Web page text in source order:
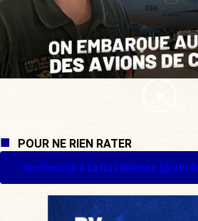
POUR NE RIEN RATER
Je m'inscris à La Quotidienne (gratuit)